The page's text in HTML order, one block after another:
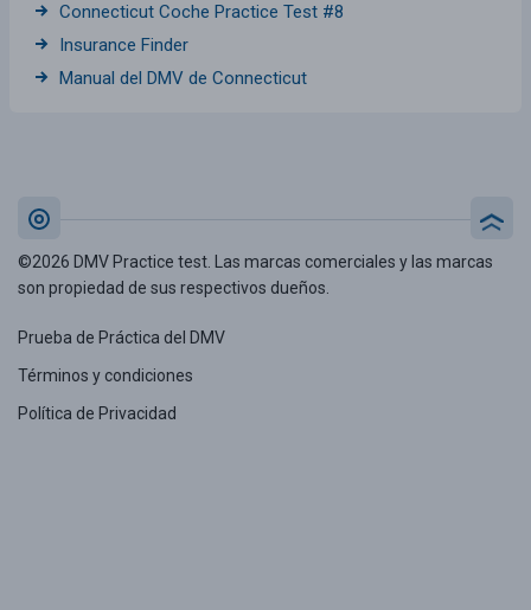
Connecticut Coche Practice Test #8
Insurance Finder
Manual del DMV de Connecticut
©2026 DMV Practice test. Las marcas comerciales y las marcas
son propiedad de sus respectivos dueños.
Prueba de Práctica del DMV
Términos y condiciones
Política de Privacidad